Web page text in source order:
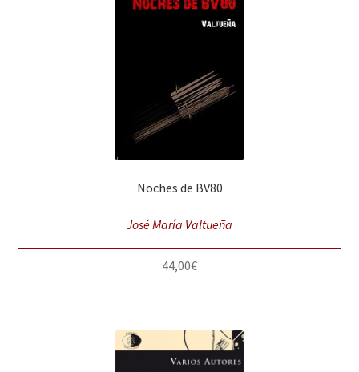
Noches de BV80
José María Valtueña
44,00€